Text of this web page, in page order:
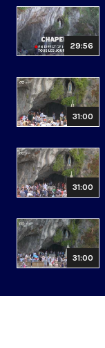
29:56
31:00
31:00
31:00